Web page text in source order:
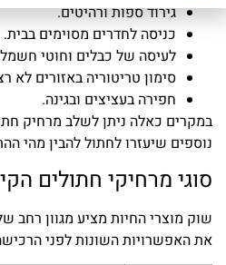
גירוד ספות ורהיטים.
כניסה לחדרים מסוימים בבית.
לעיסה של כבלים וחוטי
סימון טריטוריה באזורים לא
חפירה בעציצים ובגינה.
במקרים כאלה ניתן לשלב מרחיק
נוספים שיעזרו לחתול להבין מהי
סוגי מרחיקי חתולים
שוק מוצרי החיות מציע מגוון רחב
את האפשרויות השונות לפני